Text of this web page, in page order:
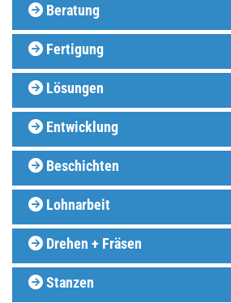
 Beratung
 Fertigung
 Lösungen
 Entwicklung
 Beschichten
 Lohnarbeit
 Drehen + Fräsen
 Stanzen